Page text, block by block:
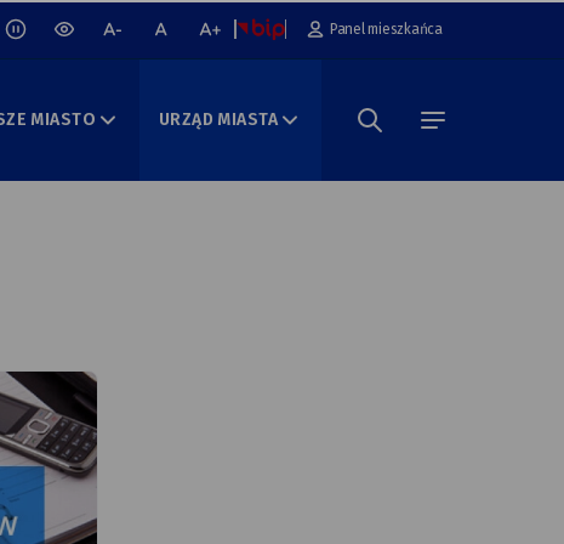
Włącz lub wyłącz animacje na stronie
wersja
kontrastowa
mniejsza
czcionka
normalna
czcionka
większa
czcionka
Panel mieszkańca
MIASTO
URZĄD MIASTA